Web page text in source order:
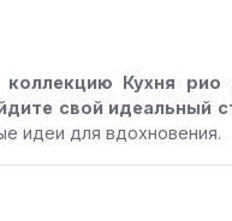
коллекцию Кухня рио
свой идеальный
идеи для вдохновения.